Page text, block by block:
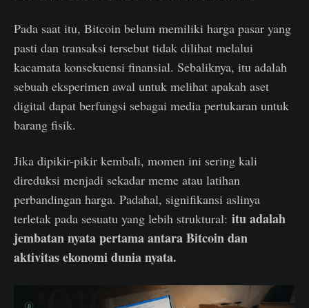
Pada saat itu, Bitcoin belum memiliki harga pasar yang
pasti dan transaksi tersebut tidak dilihat melalui
kacamata konsekuensi finansial. Sebaliknya, itu adalah
sebuah eksperimen awal untuk melihat apakah aset
digital dapat berfungsi sebagai media pertukaran untuk
barang fisik.
Jika dipikir-pikir kembali, momen ini sering kali
direduksi menjadi sekadar meme atau latihan
perbandingan harga. Padahal, signifikansi aslinya
terletak pada sesuatu yang lebih struktural: itu adalah
jembatan nyata pertama antara Bitcoin dan
aktivitas ekonomi dunia nyata.